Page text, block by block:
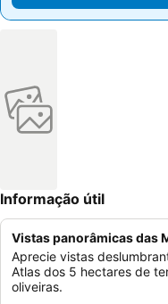
Informação útil
Vistas panorâmicas das
Aprecie vistas
Atlas dos 5 hectares de
oliveiras.